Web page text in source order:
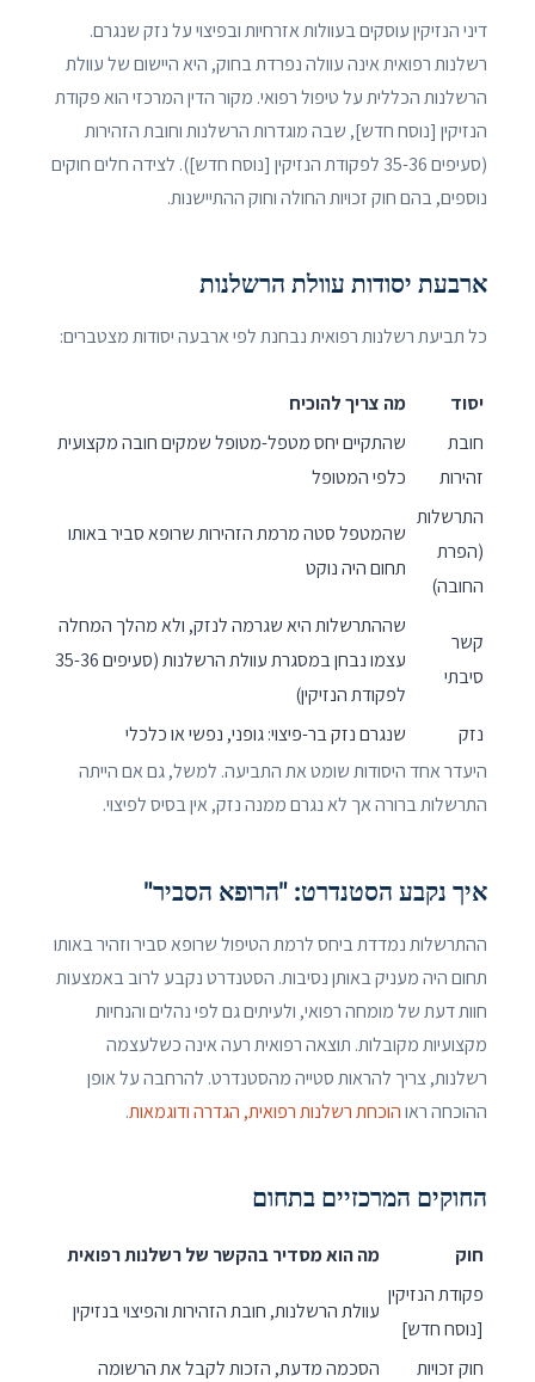
דיני הנזיקין עוסקים בעוולות אזרחיות ובפיצוי על נזק שנגרם.
רשלנות רפואית אינה עוולה נפרדת בחוק, היא היישום של עוולת
הרשלנות הכללית על טיפול רפואי. מקור הדין המרכזי הוא פקודת
הנזיקין [נוסח חדש], שבה מוגדרות הרשלנות וחובת הזהירות
(סעיפים 35-36 לפקודת הנזיקין [נוסח חדש]). לצידה חלים חוקים
נוספים, בהם חוק זכויות החולה וחוק ההתיישנות.
ארבעת יסודות עוולת הרשלנות
כל תביעת רשלנות רפואית נבחנת לפי ארבעה יסודות מצטברים:
יסוד
מה צריך להוכיח
חובת
זהירות
שהתקיים יחס מטפל-מטופל שמקים חובה מקצועית
כלפי המטופל
התרשלות
(הפרת
החובה)
שהמטפל סטה מרמת הזהירות שרופא סביר באותו
תחום היה נוקט
קשר
סיבתי
שההתרשלות היא שגרמה לנזק, ולא מהלך המחלה
עצמו נבחן במסגרת עוולת הרשלנות (סעיפים 35-36
לפקודת הנזיקין)
נזק
שנגרם נזק בר-פיצוי: גופני, נפשי או כלכלי
היעדר אחד היסודות שומט את התביעה. למשל, גם אם הייתה
התרשלות ברורה אך לא נגרם ממנה נזק, אין בסיס לפיצוי.
איך נקבע הסטנדרט: "הרופא הסביר"
ההתרשלות נמדדת ביחס לרמת הטיפול שרופא סביר וזהיר באותו
תחום היה מעניק באותן נסיבות. הסטנדרט נקבע לרוב באמצעות
חוות דעת של מומחה רפואי, ולעיתים גם לפי נהלים והנחיות
מקצועיות מקובלות. תוצאה רפואית רעה אינה כשלעצמה
רשלנות, צריך להראות סטייה מהסטנדרט. להרחבה על אופן
ההוכחה ראוהוכחת רשלנות רפואית, הגדרה ודוגמאות.
החוקים המרכזיים בתחום
חוק
מה הוא מסדיר בהקשר של רשלנות רפואית
פקודת הנזיקין
[נוסח חדש]
עוולת הרשלנות, חובת הזהירות והפיצוי בנזיקין
חוק זכויות
הסכמה מדעת, הזכות לקבל את הרשומה